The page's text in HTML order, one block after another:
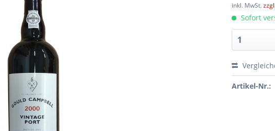
inkl. MwSt.
Sofort
Artikel-Nr.: